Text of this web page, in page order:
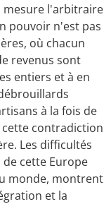
mesure l'arbitraire
pouvoir n'est pas
où chacun
revenus sont
entiers et à en
à la fois de
contradiction
Les difficultés
cette Europe
monde, montrent
et la